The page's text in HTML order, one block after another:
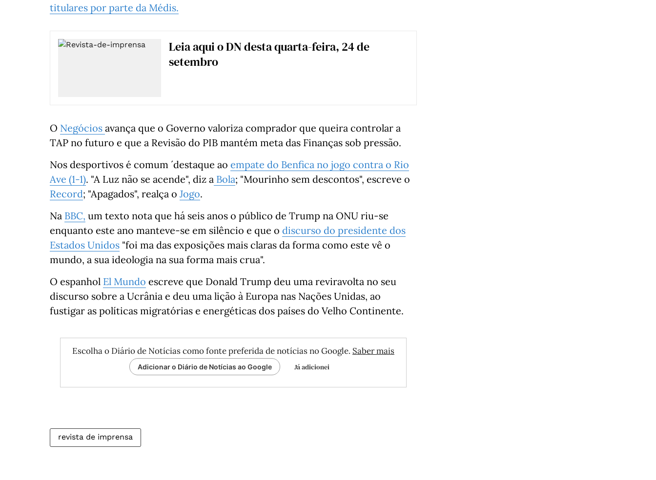
titulares por parte da Médis.
Leia aqui o DN desta quarta-feira, 24 de
setembro
O Negócios avança que o Governo valoriza comprador que queira controlar a
TAP no futuro e que a Revisão do PIB mantém meta das Finanças sob pressão.
Nos desportivos é comum ´destaque ao empate do Benfica no jogo contra o Rio
Ave (1-1). "A Luz não se acende", diz a Bola; "Mourinho sem descontos", escreve o
Record; "Apagados", realça o Jogo.
Na BBC, um texto nota que há seis anos o público de Trump na ONU riu-se
enquanto este ano manteve-se em silêncio e que o discurso do presidente dos
Estados Unidos "foi ma das exposições mais claras da forma como este vê o
mundo, a sua ideologia na sua forma mais crua".
O espanhol El Mundo escreve que Donald Trump deu uma reviravolta no seu
discurso sobre a Ucrânia e deu uma lição à Europa nas Nações Unidas, ao
fustigar as políticas migratórias e energéticas dos países do Velho Continente.
Escolha o Diário de Notícias como fonte preferida de notícias no Google. Saber mais
Adicionar o Diário de Notícias ao Google Já adicionei
revista de imprensa